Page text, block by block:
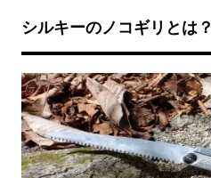
シルキーのノコギリとは？